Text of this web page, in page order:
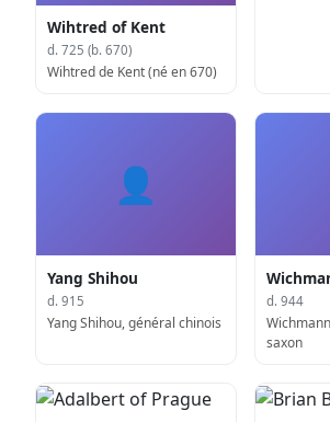
Wihtred of Kent
d. 725 (b. 670)
Wihtred de Kent (né en 670)
👤
Yang Shihou
d. 915
Yang Shihou, général chinois
d. 944
saxon